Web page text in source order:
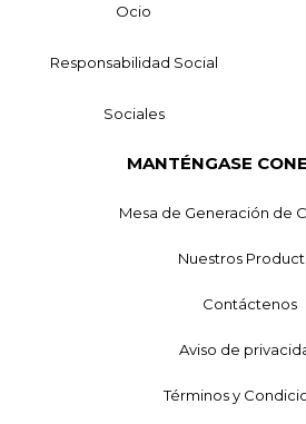
Ocio
Responsabilidad Social
Sociales
MANTÉNGASE
Mesa de Generación de
Nuestros
Contáctenos
Aviso de
Términos y